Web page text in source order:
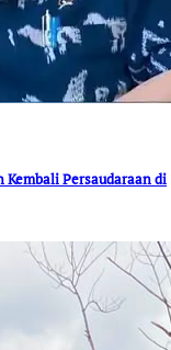
Kembali Persaudaraan di